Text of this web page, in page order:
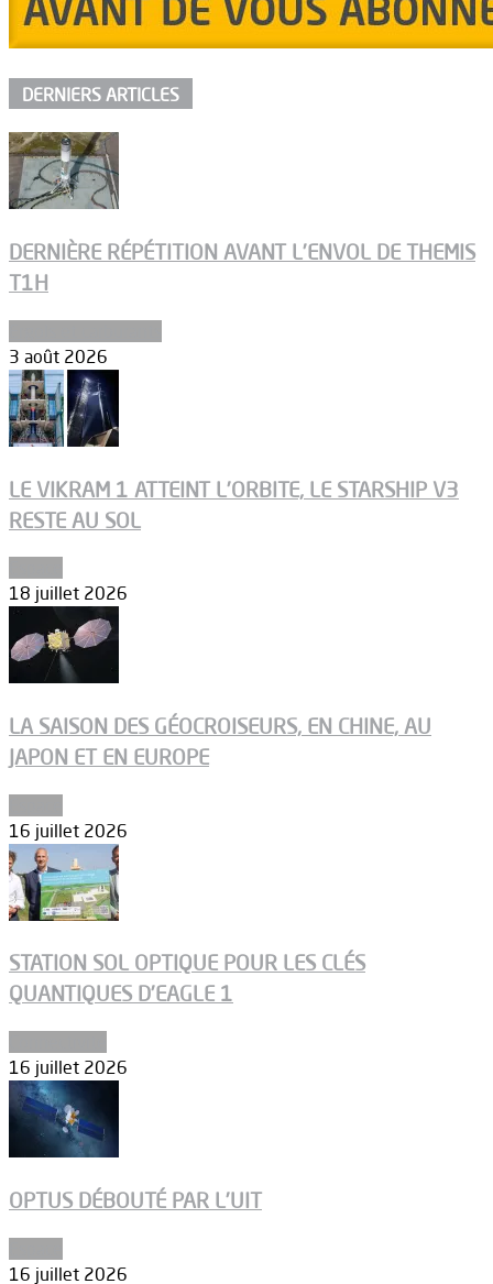
DERNIERS ARTICLES
DERNIÈRE RÉPÉTITION AVANT L’ENVOL DE THEMIS
T1H
3 août 2026
LE VIKRAM 1 ATTEINT L’ORBITE, LE STARSHIP V3
RESTE AU SOL
18 juillet 2026
LA SAISON DES GÉOCROISEURS, EN CHINE, AU
JAPON ET EN EUROPE
16 juillet 2026
STATION SOL OPTIQUE POUR LES CLÉS
QUANTIQUES D’EAGLE 1
16 juillet 2026
OPTUS DÉBOUTÉ PAR L’UIT
16 juillet 2026